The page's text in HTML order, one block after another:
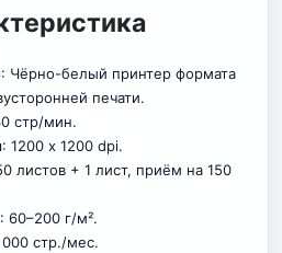
: Чёрно-белый принтер формата
печати.
стр/мин.
: 1200 x 1200 dpi.
листов + 1 лист, приём на 150
: 60–200 г/м².
стр./мес.